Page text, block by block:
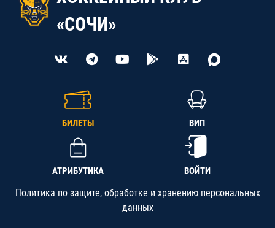
«СОЧИ»
БИЛЕТЫ ВИП
АТРИБУТИКА ВОЙТИ
Политика по защите, обработке и хранению персональных
данных